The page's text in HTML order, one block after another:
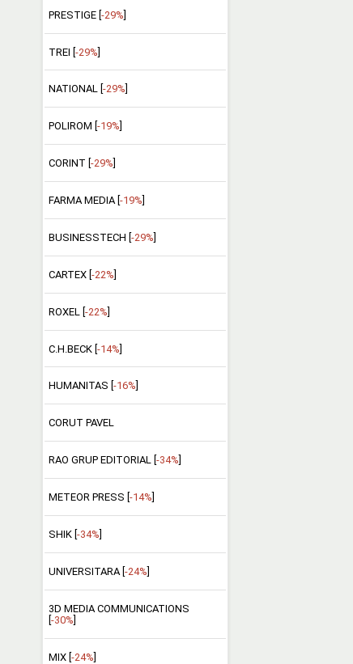
PRESTIGE [-29%]
TREI [-29%]
NATIONAL [ -29%
POLIROM [ -19%
CORINT [ -29%
FARMA MEDIA [ -19%
BUSINESSTECH [ -29%
CARTEX [ -22%
ROXEL [-22%]
C.H.BECK [-14%]
HUMANITAS [ -16%
CORUT PAVEL
RAO GRUP EDITORIAL [ -34%
METEOR PRESS [ -14%
SHIK [ -34%
UNIVERSITARA [ -24%
3D MEDIA COMMUNICATIONS
[-30%]
MIX [-24%]